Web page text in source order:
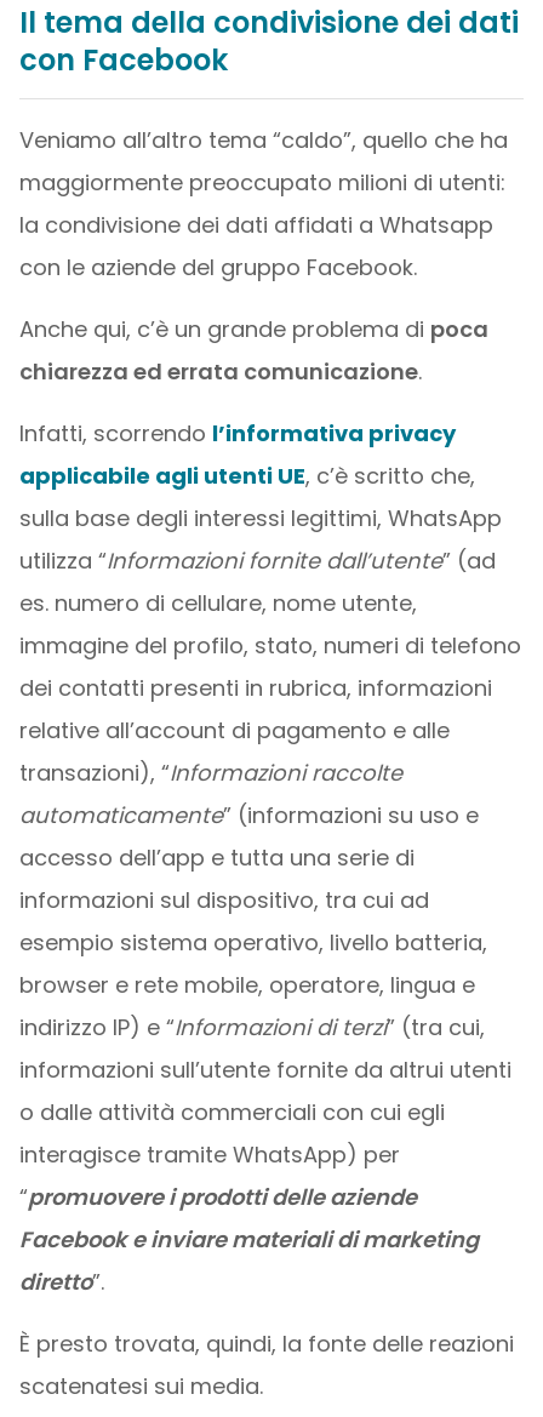
Il tema della condivisione dei dati
con Facebook
Veniamo all’altro tema “caldo”, quello che ha
maggiormente preoccupato milioni di utenti:
la condivisione dei dati affidati a Whatsapp
con le aziende del gruppo Facebook.
Anche qui, c’è un grande problema di poca
chiarezza ed errata comunicazione.
Infatti, scorrendo l’informativa privacy
applicabile agli utenti UE, c’è scritto che,
sulla base degli interessi legittimi, WhatsApp
utilizza “Informazioni fornite dall’utente” (ad
es. numero di cellulare, nome utente,
immagine del profilo, stato, numeri di telefono
dei contatti presenti in rubrica, informazioni
relative all’account di pagamento e alle
transazioni), “Informazioni raccolte
automaticamente” (informazioni su uso e
accesso dell’app e tutta una serie di
informazioni sul dispositivo, tra cui ad
esempio sistema operativo, livello batteria,
browser e rete mobile, operatore, lingua e
indirizzo IP) e “Informazioni di terzi” (tra cui,
informazioni sull’utente fornite da altrui utenti
o dalle attività commerciali con cui egli
interagisce tramite WhatsApp) per
“promuovere i prodotti delle aziende
Facebook e inviare materiali di marketing
diretto”.
È presto trovata, quindi, la fonte delle reazioni
scatenatesi sui media.